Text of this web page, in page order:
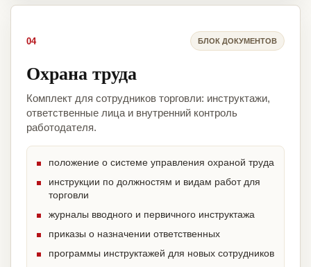
04 БЛОК ДОКУМЕНТОВ
Охрана труда
Комплект для сотрудников торговли: инструктажи,
ответственные лица и внутренний контроль
работодателя.
положение о системе управления охраной труда
инструкции по должностям и видам работ для
торговли
журналы вводного и первичного инструктажа
приказы о назначении ответственных
программы инструктажей для новых сотрудников